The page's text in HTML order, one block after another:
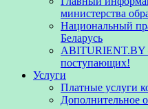
министерства
Национальный
Беларусь
ABITURIENT.BY
поступающих!
Услуги
Платные услуги
Дополнительное